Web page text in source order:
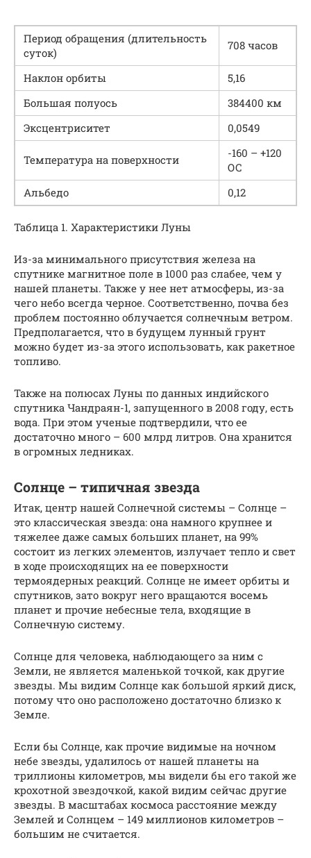
Период обращения (длительность
суток)
708 часов
Наклон орбиты
5,16
Большая полуось
384400 км
Эксцентриситет
0,0549
Температура на поверхности
-160 – +120
ОС
Альбедо
0,12
Таблица 1. Характеристики Луны
Из-за минимального присутствия железа на
спутнике магнитное поле в 1000 раз слабее, чем у
нашей планеты. Также у нее нет атмосферы, из-за
чего небо всегда черное. Соответственно, почва без
проблем постоянно облучается солнечным ветром.
Предполагается, что в будущем лунный грунт
можно будет из-за этого использовать, как ракетное
топливо.
Также на полюсах Луны по данных индийского
спутника Чандраян-1, запущенного в 2008 году, есть
вода. При этом ученые подтвердили, что ее
достаточно много – 600 млрд литров. Она хранится
в огромных ледниках.
Солнце – типичная звезда
Итак, центр нашей Солнечной системы – Солнце –
это классическая звезда: она намного крупнее и
тяжелее даже самых больших планет, на 99%
состоит из легких элементов, излучает тепло и свет
в ходе происходящих на ее поверхности
термоядерных реакций. Солнце не имеет орбиты и
спутников, зато вокруг него вращаются восемь
планет и прочие небесные тела, входящие в
Солнечную систему.
Солнце для человека, наблюдающего за ним с
Земли, не является маленькой точкой, как другие
звезды. Мы видим Солнце как большой яркий диск,
потому что оно расположено достаточно близко к
Земле.
Если бы Солнце, как прочие видимые на ночном
небе звезды, удалилось от нашей планеты на
триллионы километров, мы видели бы его такой же
крохотной звездочкой, какой видим сейчас другие
звезды. В масштабах космоса расстояние между
Землей и Солнцем – 149 миллионов километров –
большим не считается.